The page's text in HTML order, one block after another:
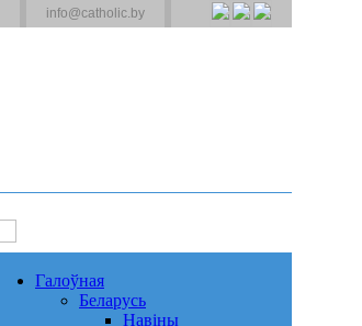
info@catholic.by
Галоўная
Беларусь
Навіны